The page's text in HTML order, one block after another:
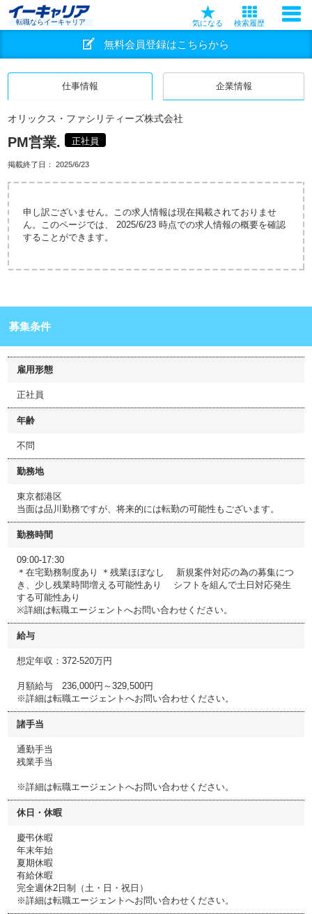
転職ならイーキャリア 気になる 検索履歴
無料会員登録はこちらから
仕事情報 企業情報
オリックス・ファシリティーズ株式会社
PM営業. 正社員
掲載終了日： 2025/6/23
申し訳ございません。この求人情報は現在掲載されておりませ
ん。このページでは、 2025/6/23 時点での求人情報の概要を確認
することができます。
募集条件
雇用形態
正社員
年齢
不問
勤務地
東京都港区
当面は品川勤務ですが、将来的には転勤の可能性もございます。
勤務時間
09:00-17:30
＊在宅勤務制度あり ＊残業ほぼなし 新規案件対応の為の募集につ
き、少し残業時間増える可能性あり シフトを組んで土日対応発生
する可能性あり
※詳細は転職エージェントへお問い合わせください。
給与
想定年収：372-520万円
月額給与 236,000円～329,500円
※詳細は転職エージェントへお問い合わせください。
諸手当
通勤手当
残業手当
※詳細は転職エージェントへお問い合わせください。
休日・休暇
慶弔休暇
年末年始
夏期休暇
有給休暇
完全週休2日制（土・日・祝日）
※詳細は転職エージェントへお問い合わせください。